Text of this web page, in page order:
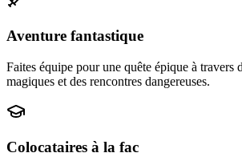
Aventure fantastique
Faites équipe pour une quête épique à travers
magiques et des rencontres dangereuses.
Colocataires à la fac